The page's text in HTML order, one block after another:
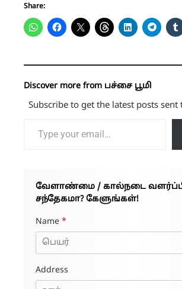
Share:
Discover more from பச்சை பூமி
Subscribe to get the latest posts
வேளாண்மை / கால்நடை
சந்தேகமா? கேளுங்கள்!
Name *
Address